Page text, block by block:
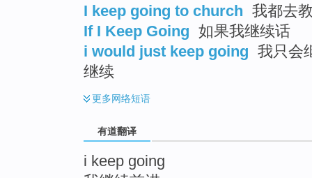
I keep going to church 我都去
If I Keep Going 如果我继续话
i would just keep going 我只会
继续
更多网络短语
有道翻译
i keep going